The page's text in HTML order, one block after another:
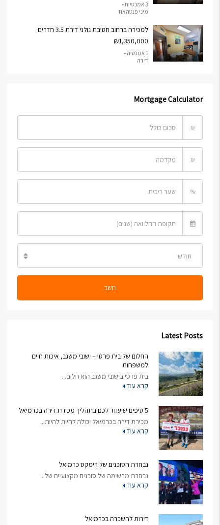
3 אמבטיות •
מיני פנטהאוז
למכירה ברחוב חטיבת גולני דירת 3.5 חדרים
₪1,350,000
1 אמבטיה •
דירה
Mortgage Calculator
₪
₪
%
חודשי
חשב
Latest Posts
החלום של בית פרטי – ישובי משגב, איכות חיים
למשפחות
בית פרטי בישובי משגב הוא חלום...
קרא עוד
5 טיפים שיעזור לכם בתהליך מכירת דירה בכרמיאל
מכירת דירה בכרמיאל יכולה להיות להיות...
קרא עוד
נבחרת הסוכנים של רימקס כרמיאל
נבחרת מרשימה של סוכנים מקצועיים של...
קרא עוד
דירות להשכרה בכרמיאל